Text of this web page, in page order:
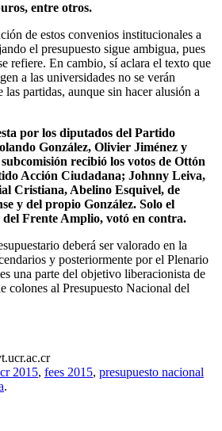
entre otros.
de estos convenios institucionales a
el presupuesto sigue ambigua, pues
refiere. En cambio, sí aclara el texto que
a las universidades no se verán
las partidas, aunque sin hacer alusión a
por los diputados del Partido
González, Olivier Jiménez y
recibió los votos de Ottón
Acción Ciudadana; Johnny Leiva,
Cristiana, Abelino Esquivel, de
y del propio González. Solo el
Frente Amplio, votó en contra.
deberá ser valorado en la
y posteriormente por el Plenario
una parte del objetivo liberacionista de
colones al Presupuesto Nacional del
.ucr.ac.cr
2015, fees 2015, presupuesto nacional
.